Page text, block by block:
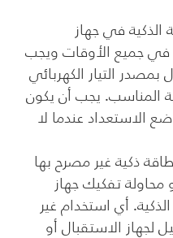
الذكية في جهاز
جميع الأوقات ويجب
التيار الكهربائي
المناسب. يجب أن يكون
الاستعداد عندما لا
ذكية غير مصرح بها
تفكيك جهاز
أي استخدام غير
لجهاز الاستقبال أو